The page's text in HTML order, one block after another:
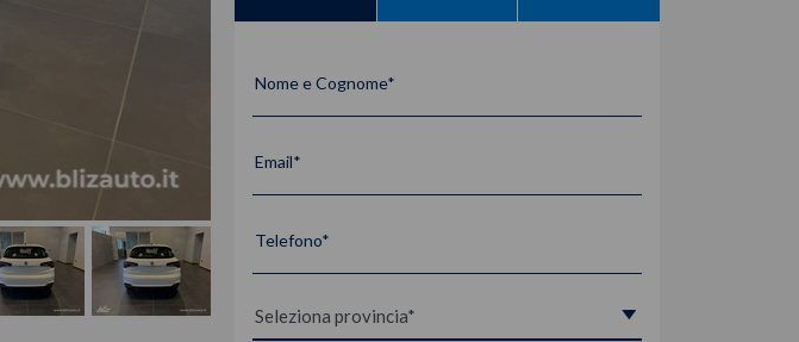
Nome e Cognome*
Email*
Telefono*